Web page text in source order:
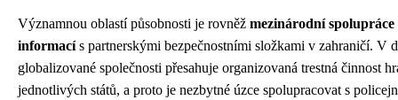
Významnou oblastí působnosti je rovněž mezinárodní spolupráce
informacís partnerskými bezpečnostními složkami v zahraničí. V
globalizované společnosti přesahuje organizovaná trestná činnost
jednotlivých států, a proto je nezbytné úzce spolupracovat s